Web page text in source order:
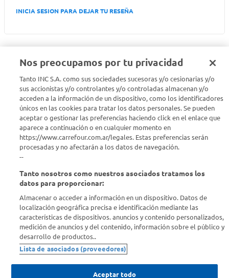
INICIA SESION PARA DEJAR TU RESEÑA
Seguinos en :
Estamos para ayudarte
¿Tenés una consulta? Comunicate con nosotrosacá
Descubrí Carrefour
Conocenos
Info útil
Comprá Online
Enterate de nuestras ofertas
Nos preocupamos por tu privacidad
Tanto INC S.A. como sus sociedades sucesoras y/o cesionarias y/o
sus accionistas y/o controlantes y/o controladas almacenan y/o
acceden a la información de un dispositivo, como los identificadores
únicos en las cookies para tratar los datos personales. Se pueden
aceptar o gestionar las preferencias haciendo click en el enlace que
aparece a continuación o en cualquier momento en
https://www.carrefour.com.ar/legales. Estas preferencias serán
procesadas y no afectarán a los datos de navegación.
--
Tanto nosotros como nuestros asociados tratamos los
datos para proporcionar:
Almacenar o acceder a información en un dispositivo. Datos de
localización geográfica precisa e identificación mediante las
características de dispositivos. anuncios y contenido personalizados,
medición de anuncios y del contenido, información sobre el público y
desarrollo de productos..
Lista de asociados (proveedores)
Aceptar todo